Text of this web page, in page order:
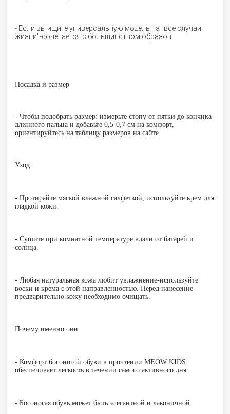
- Если вы ищите универсальную модель на "все случаи
жизни"-сочетается с большинством образов
Посадка и размер
- Чтобы подобрать размер: измерьте стопу от пятки до кончика
длинного пальца и добавьте 0,5-0,7 см на комфорт,
ориентируйтесь на таблицу размеров на сайте.
Уход
- Протирайте мягкой влажной салфеткой, используйте крем для
гладкой кожи.
- Сушите при комнатной температуре вдали от батарей и
солнца.
- Любая натуральная кожа любит увлажнение-используйте
воски и крема с этой направленностью. Перед нанесение
предварительно кожу необходимо очищать.
Почему именно они
- Комфорт босоногой обуви в прочтении MEOW KIDS
обеспечивает легкость в течении самого активного дня.
- Босоногая обувь может быть элегантной и лаконичной.